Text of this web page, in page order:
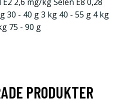
30 - 40 g 3 kg 40 - 55 g 4 kg
75 - 90 g
PRODUKTER